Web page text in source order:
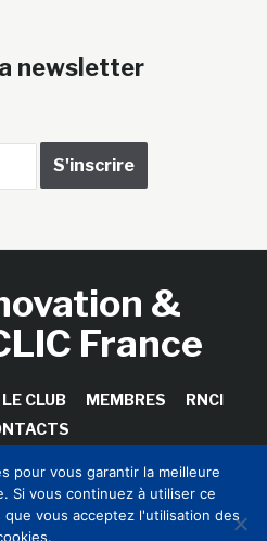
newsletter
&
France
LE CLUB MEMBRES
RNCI
& Culture CLIC France /
pour vous garantir la meilleure
Si vous continuez à utiliser ce
vous acceptez l'utilisation des